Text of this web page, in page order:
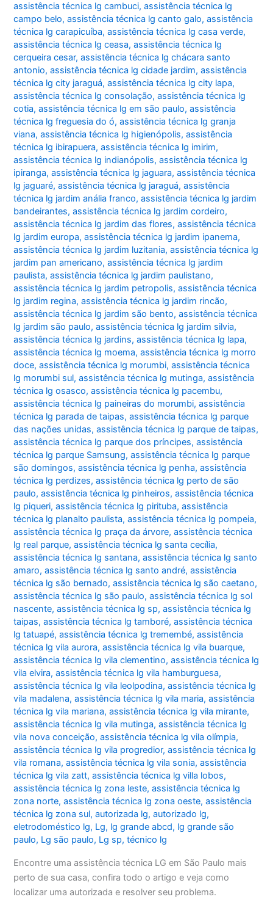
assistência técnica lg cambuci,assistência técnica lg
campo belo,assistência técnica lg canto galo,assistência
técnica lg carapicuíba,assistência técnica lg casa verde,
assistência técnica lg ceasa,assistência técnica lg
cerqueira cesar,assistência técnica lg chácara santo
antonio,assistência técnica lg cidade jardim,assistência
técnica lg city jaraguá,assistência técnica lg city lapa,
assistência técnica lg consolação,assistência técnica lg
cotia,assistência técnica lg em são paulo,assistência
técnica lg freguesia do ó,assistência técnica lg granja
viana,assistência técnica lg higienópolis,assistência
técnica lg ibirapuera,assistência técnica lg imirim,
assistência técnica lg indianópolis,assistência técnica lg
ipiranga,assistência técnica lg jaguara,assistência técnica
lg jaguaré,assistência técnica lg jaraguá,assistência
técnica lg jardim anália franco,assistência técnica lg jardim
bandeirantes,assistência técnica lg jardim cordeiro,
assistência técnica lg jardim das flores,assistência técnica
lg jardim europa,assistência técnica lg jardim ipanema,
assistência técnica lg jardim luzitania,assistência técnica lg
jardim pan americano,assistência técnica lg jardim
paulista,assistência técnica lg jardim paulistano,
assistência técnica lg jardim petropolis,assistência técnica
lg jardim regina,assistência técnica lg jardim rincão,
assistência técnica lg jardim são bento,assistência técnica
lg jardim são paulo,assistência técnica lg jardim silvia,
assistência técnica lg jardins,assistência técnica lg lapa,
assistência técnica lg moema,assistência técnica lg morro
doce,assistência técnica lg morumbi,assistência técnica
lg morumbi sul,assistência técnica lg mutinga,assistência
técnica lg osasco,assistência técnica lg pacembu,
assistência técnica lg paineiras do morumbi,assistência
técnica lg parada de taipas,assistência técnica lg parque
das nações unidas,assistência técnica lg parque de taipas,
assistência técnica lg parque dos príncipes,assistência
técnica lg parque Samsung,assistência técnica lg parque
são domingos,assistência técnica lg penha,assistência
técnica lg perdizes,assistência técnica lg perto de são
paulo,assistência técnica lg pinheiros,assistência técnica
lg piqueri,assistência técnica lg pirituba,assistência
técnica lg planalto paulista,assistência técnica lg pompeia,
assistência técnica lg praça da árvore,assistência técnica
lg real parque,assistência técnica lg santa cecília,
assistência técnica lg santana,assistência técnica lg santo
amaro,assistência técnica lg santo andré,assistência
técnica lg são bernado,assistência técnica lg são caetano,
assistência técnica lg são paulo,assistência técnica lg sol
nascente,assistência técnica lg sp,assistência técnica lg
taipas,assistência técnica lg tamboré,assistência técnica
lg tatuapé,assistência técnica lg tremembé,assistência
técnica lg vila aurora,assistência técnica lg vila buarque,
assistência técnica lg vila clementino,assistência técnica lg
vila elvira,assistência técnica lg vila hamburguesa,
assistência técnica lg vila leolpodina,assistência técnica lg
vila madalena,assistência técnica lg vila maria,assistência
técnica lg vila mariana,assistência técnica lg vila mirante,
assistência técnica lg vila mutinga,assistência técnica lg
vila nova conceição,assistência técnica lg vila olímpia,
assistência técnica lg vila progredior,assistência técnica lg
vila romana,assistência técnica lg vila sonia,assistência
técnica lg vila zatt,assistência técnica lg villa lobos,
assistência técnica lg zona leste,assistência técnica lg
zona norte,assistência técnica lg zona oeste,assistência
técnica lg zona sul,autorizada lg,autorizado lg,
eletrodoméstico lg, Lg, lg grande abcd, lg grande são
paulo, Lg são paulo, Lg sp,técnico lg
Encontre uma assistência técnica LG em São Paulo mais
perto de sua casa, confira todo o artigo e veja como
localizar uma autorizada e resolver seu problema.